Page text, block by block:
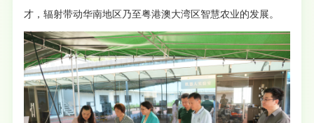
才，辐射带动华南地区乃至粤港澳大湾区智慧农业的发展。